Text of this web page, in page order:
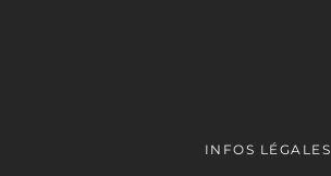
INFOS LÉGALES